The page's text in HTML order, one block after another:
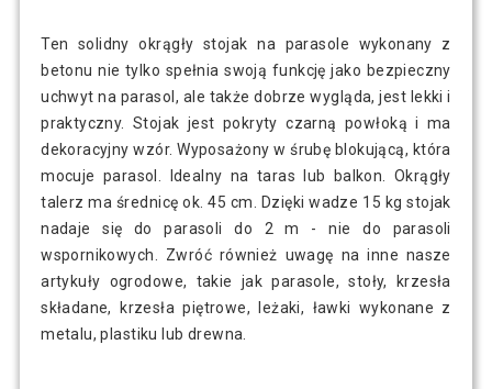
Ten solidny okrągły stojak na parasole wykonany z
betonu nie tylko spełnia swoją funkcję jako bezpieczny
uchwyt na parasol, ale także dobrze wygląda, jest lekki i
praktyczny. Stojak jest pokryty czarną powłoką i ma
dekoracyjny wzór. Wyposażony w śrubę blokującą, która
mocuje parasol. Idealny na taras lub balkon. Okrągły
talerz ma średnicę ok. 45 cm. Dzięki wadze 15 kg stojak
nadaje się do parasoli do 2 m - nie do parasoli
wspornikowych. Zwróć również uwagę na inne nasze
artykuły ogrodowe, takie jak parasole, stoły, krzesła
składane, krzesła piętrowe, leżaki, ławki wykonane z
metalu, plastiku lub drewna.